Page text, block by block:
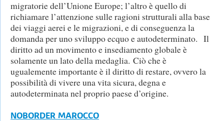
migratorie dell’Unione Europe; l’altro è quello di
richiamare l’attenzione sulle ragioni strutturali alla base
dei viaggi aerei e le migrazioni, e di conseguenza la
domanda per uno sviluppo ecquo e autodeterminato. Il
diritto ad un movimento e insediamento globale è
solamente un lato della medaglia. Ciò che è
ugualemente importante è il diritto di restare, ovvero la
possibilità di vivere una vita sicura, degna e
autodeterminata nel proprio paese d’origine.
NOBORDER MAROCCO